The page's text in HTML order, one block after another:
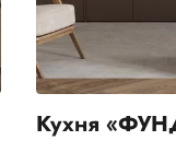
Кухня